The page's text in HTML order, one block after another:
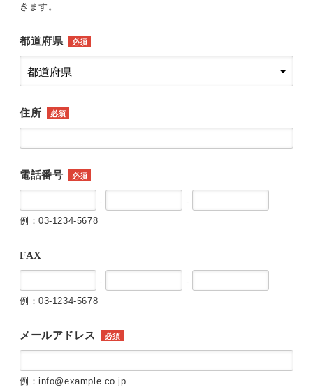
きます。
都道府県 必須
住所 必須
電話番号 必須
-
-
例：03-1234-5678
FAX
-
-
例：03-1234-5678
メールアドレス 必須
例：info@example.co.jp